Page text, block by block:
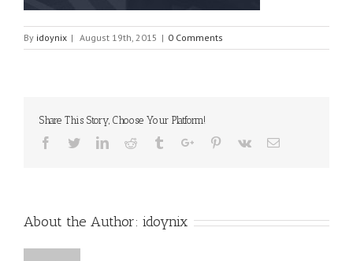
By idoynix | August 19th, 2015 | 0 Comments
Share This Story, Choose Your Platform!
Facebook
TwitterLinkedinReddit TumblrGoogle+Pinterest
Vk Email
About the Author: idoynix